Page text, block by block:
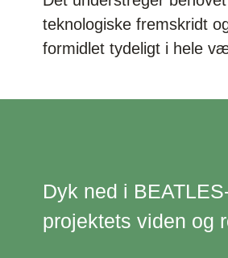
teknologiske fremskridt
formidlet tydeligt i hele
Dyk ned i
projektets viden og